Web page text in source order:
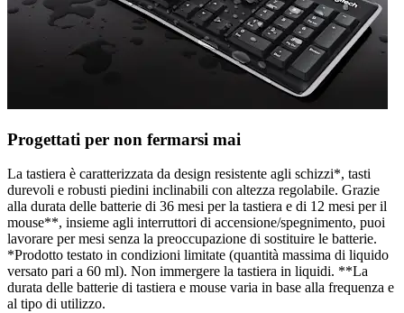
Progettati per non fermarsi mai
La tastiera è caratterizzata da design resistente agli schizzi*, tasti
durevoli e robusti piedini inclinabili con altezza regolabile. Grazie
alla durata delle batterie di 36 mesi per la tastiera e di 12 mesi per il
mouse**, insieme agli interruttori di accensione/spegnimento, puoi
lavorare per mesi senza la preoccupazione di sostituire le batterie.
*Prodotto testato in condizioni limitate (quantità massima di liquido
versato pari a 60 ml). Non immergere la tastiera in liquidi. **La
durata delle batterie di tastiera e mouse varia in base alla frequenza e
al tipo di utilizzo.